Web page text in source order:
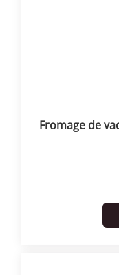
Fromage de